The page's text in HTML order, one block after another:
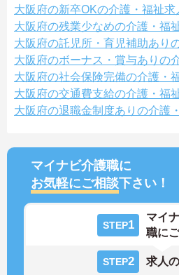
大阪府の新卒OKの介護・福祉求
大阪府の残業少なめの介護・福
大阪府の託児所・育児補助あり
大阪府のボーナス・賞与ありの
大阪府の社会保険完備の介護・
大阪府の交通費支給の介護・福
大阪府の退職金制度ありの介護
マイナビ介護職に
お気軽にご相談下さい！
STEP1
マイ
職に
STEP2 求人